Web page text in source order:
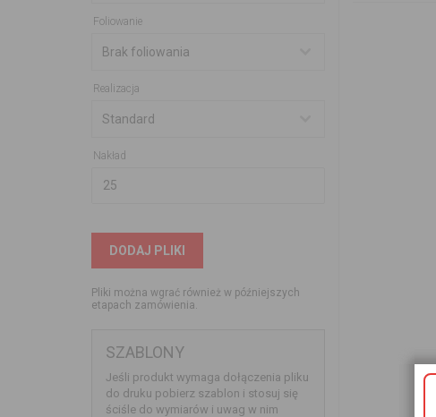
Foliowanie
Realizacja
Nakład
DODAJ PLIKI
Pliki można wgrać również w późniejszych
etapach zamówienia.
SZABLONY
Jeśli produkt wymaga dołączenia pliku
do druku pobierz szablon i stosuj się
ściśle do wymiarów i uwag w nim